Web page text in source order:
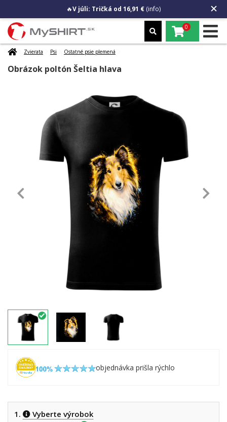
🔥V júli: Tričká od 16,91 € (info)
0
Zvierata Psi Ostatné psie plemená
Obrázok poltón Šeltia hlava
objednávka prišla rýchlo
1. Vyberte výrobok